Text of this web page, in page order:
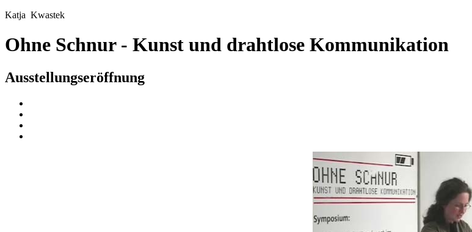
Katja Kwastek
Ohne Schnur - Kunst und drahtlose Kommunikation
Ausstellungseröffnung